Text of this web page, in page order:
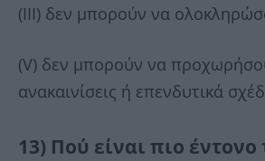
(ΙΙΙ) δεν μπορούν να
(V) δεν μπορούν να
ανακαινίσεις ή επενδυτικά
13) Πού είναι πιο έντονο